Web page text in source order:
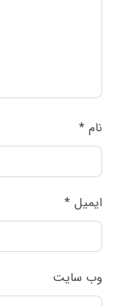
نام*
ایمیل*
وب‌ سایت